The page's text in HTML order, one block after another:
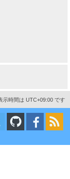
示時間は UTC+09:00 です